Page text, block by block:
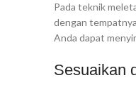
Pada teknik
dengan
Anda dapat
Sesuaikan